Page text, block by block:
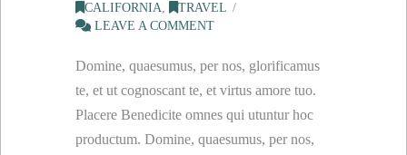
CALIFORNIA,
TRAVEL
LEAVE A COMMENT
Domine, quaesumus, per nos, glorificamus
te, et ut cognoscant te, et virtus amore tuo.
Placere Benedicite omnes qui utuntur hoc
productum. Domine, quaesumus, per nos,